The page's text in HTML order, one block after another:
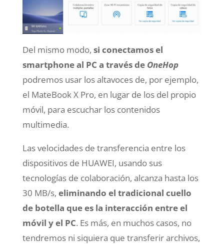
Del mismo modo, si conectamos el
smartphone al PC a través de OneHop
podremos usar los altavoces de, por ejemplo,
el MateBook X Pro, en lugar de los del propio
móvil, para escuchar los contenidos
multimedia.
Las velocidades de transferencia entre los
dispositivos de HUAWEI, usando sus
tecnologías de colaboración, alcanza hasta los
30 MB/s, eliminando el tradicional cuello
de botella que es la interacción entre el
móvil y el PC. Es más, en muchos casos, no
tendremos ni siquiera que transferir archivos,